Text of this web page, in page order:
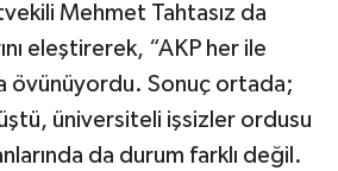
Mehmet Tahtasız da
eleştirerek, “AKP her ile
övünüyordu. Sonuç ortada;
üniversiteli işsizler ordusu
da durum farklı değil.